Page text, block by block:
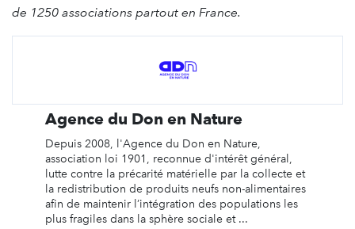
de 1250 associations partout en France.
Agence du Don en Nature
Depuis 2008, l'Agence du Don en Nature,
association loi 1901, reconnue d'intérêt général,
lutte contre la précarité matérielle par la collecte et
la redistribution de produits neufs non-alimentaires
afin de maintenir l’intégration des populations les
plus fragiles dans la sphère sociale et ...